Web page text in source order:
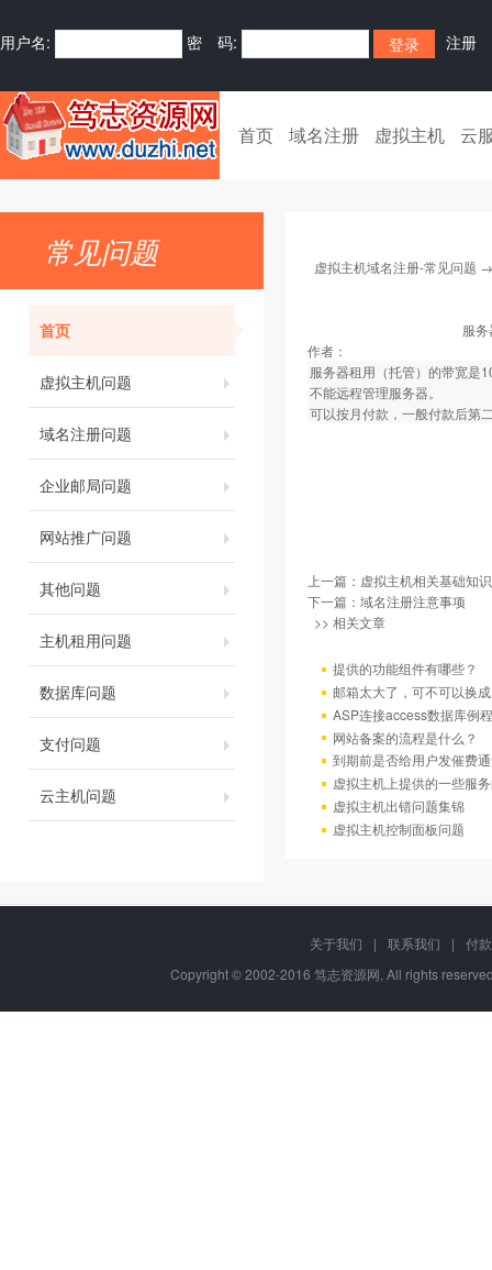
用户名: 密 码: 注册
首页 域名注册 虚拟主机 云
常见问题
首页
虚拟主机问题
域名注册问题
企业邮局问题
网站推广问题
其他问题
主机租用问题
数据库问题
支付问题
云主机问题
虚拟主机域名注册-常见问题
服
作者：
服务器租用（托管）的带宽是
不能远程管理服务器。
可以按月付款，一般付款后第
上一篇： 虚拟主机相关基础知识
下一篇： 域名注册注意事项
>> 相关文章
提供的功能组件有哪些？
邮箱太大了，可不可以换
ASP连接access数据库例程
网站备案的流程是什么？
到期前是否给用户发催费
虚拟主机上提供的一些服
虚拟主机出错问题集锦
虚拟主机控制面板问题
关于我们 | 联系我们 |
付
Copyright © 2002-2016 笃志资源网, All rights